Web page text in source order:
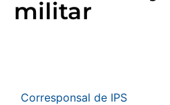
militar
Corresponsal de IPS